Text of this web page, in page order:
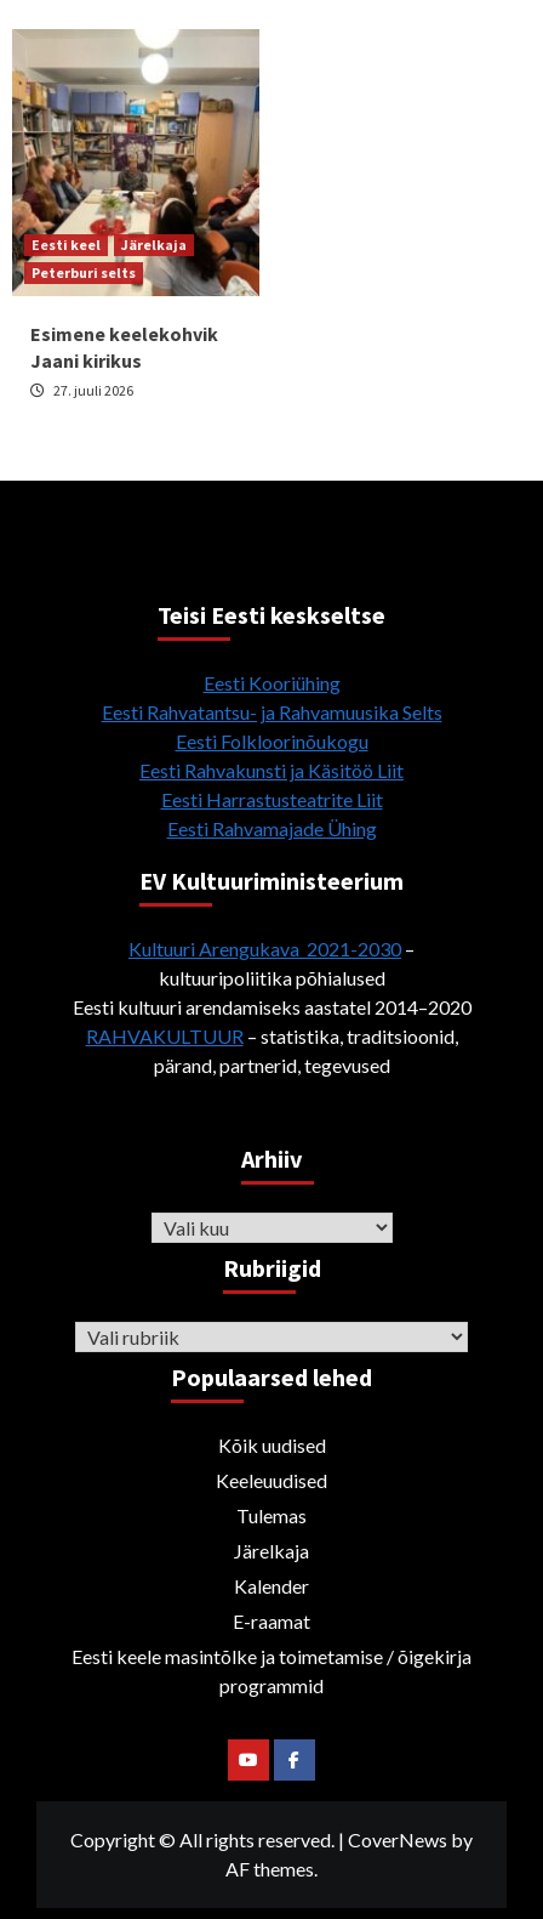
Eesti keel
Järelkaja
Peterburi selts
Esimene keelekohvik
Jaani kirikus
27. juuli 2026
Teisi Eesti keskseltse
Eesti Kooriühing
Eesti Rahvatantsu- ja Rahvamuusika Selts
Eesti Folkloorinõukogu
Eesti Rahvakunsti ja Käsitöö Liit
Eesti Harrastusteatrite Liit
Eesti Rahvamajade Ühing
EV Kultuuriministeerium
Kultuuri Arengukava 2021-2030–
kultuuripoliitika põhialused
Eesti kultuuri arendamiseks aastatel 2014–2020
RAHVAKULTUUR– statistika, traditsioonid,
pärand, partnerid, tegevused
Arhiiv
Arhiiv
Rubriigid
Rubriigid
Populaarsed lehed
Kõik uudised
Keeleuudised
Tulemas
Järelkaja
Kalender
E-raamat
Eesti keele masintõlke ja toimetamise / õigekirja
programmid
YoutubeFacebook
Copyright © All rights reserved. | CoverNews by
AF themes.